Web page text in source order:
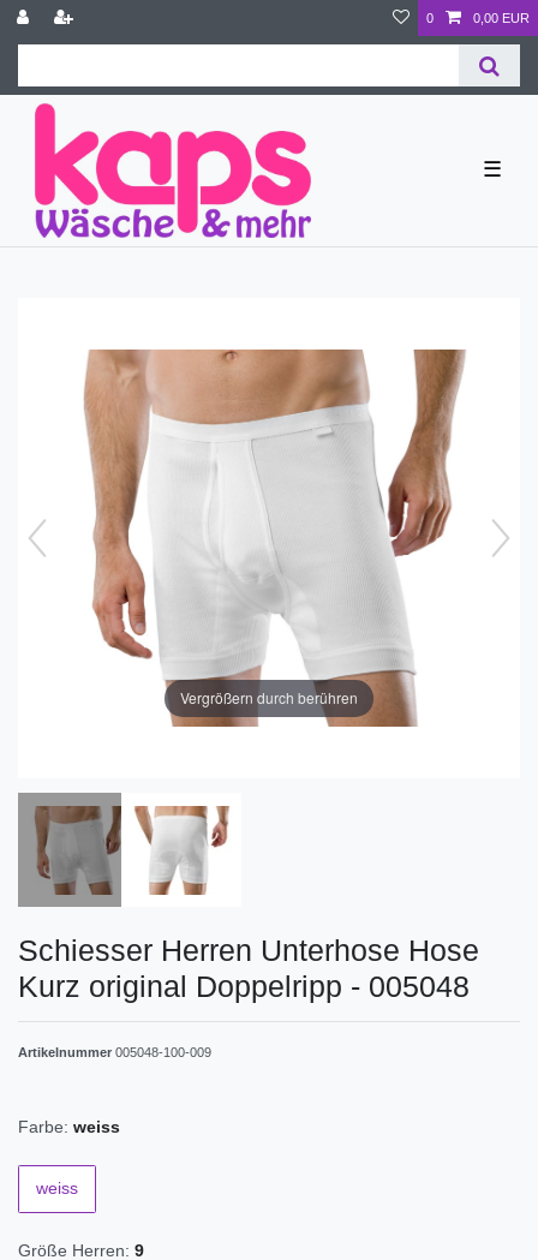
0 0,00 EUR
☰
Vergrößern durch berühren
Schiesser Herren Unterhose Hose
Kurz original Doppelripp - 005048
Artikelnummer 005048-100-009
Farbe: weiss
weiss
Größe Herren: 9